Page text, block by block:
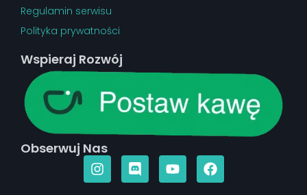
Regulamin serwisu
Polityka prywatności
Wspieraj Rozwój
Obserwuj Nas